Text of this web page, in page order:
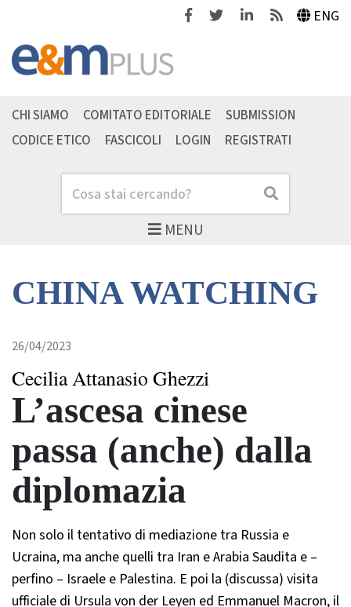
FacebookTwitterLinkedinFeeds ENG
MENU
Cerca Cerca
CHI SIAMO COMITATO EDITORIALE
SUBMISSION
CODICE ETICO
FASCICOLI LOGIN REGISTRATI
CHINA WATCHING
26/04/2023
Cecilia Attanasio Ghezzi
L’ascesa cinese
passa (anche) dalla
diplomazia
Non solo il tentativo di mediazione tra Russia e
Ucraina, ma anche quelli tra Iran e Arabia Saudita e –
perfino – Israele e Palestina. E poi la (discussa) visita
ufficiale di Ursula von der Leyen ed Emmanuel Macron, il